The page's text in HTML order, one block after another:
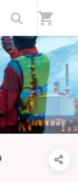
shopping_cart